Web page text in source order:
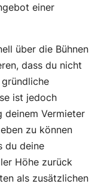
einer
über die Bühnen
dass du nicht
ist jedoch
deinem Vermieter
zu können
du deine
Höhe zurück
als zusätzlichen